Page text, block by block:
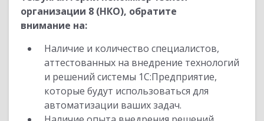
организации 8 (НКО), обратите
внимание на:
Наличие и количество специалистов,
аттестованных на внедрение технологий
и решений системы 1С:Предприятие,
которые будут использоваться для
автоматизации ваших задач.